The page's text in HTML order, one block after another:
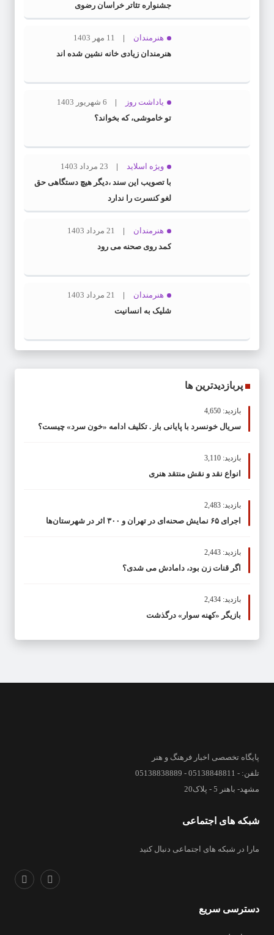
جشنواره تئاتر خراسان رضوی
هنرمندان
11 مهر 1403
هنرمندان زیادی خانه نشین شده اند
یاداشت روز
6 شهریور 1403
تو خاموشی، که بخواند؟
ویژه اسلاید
23 مرداد 1403
با تصویب این سند ،دیگر هیچ دستگاهی حق
لغو کنسرت را ندارد
هنرمندان
21 مرداد 1403
کمد روی صحنه می رود
هنرمندان
21 مرداد 1403
شلیک به انسانیت
پربازدیدترین ها
بازدید: 4,650
سریال خونسرد با پایانی باز . تکلیف ادامه «خون سرد» چیست؟
بازدید: 3,110
انواع نقد و نقش منتقد هنری
بازدید: 2,483
اجرای ۶۵ نمایش صحنه‌ای در تهران و ۳۰۰ اثر در شهرستان‌ها
بازدید: 2,443
اگر قنات زن بود، دامادش می شدی؟
بازدید: 2,434
بازیگر «کهنه سوار» درگذشت
پایگاه تخصصی اخبار فرهنگ و هنر
تلفن: - 05138848811 - 05138838889
مشهد- باهنر 5 - پلاک20
شبکه های اجتماعی
مارا در شبکه های اجتماعی دنبال کنید
دسترسی سریع